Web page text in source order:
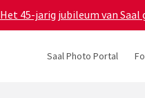
Het 45-jarig jubileum van
Saal Photo Portal